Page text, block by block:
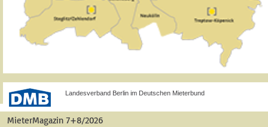
Landesverband Berlin im Deutschen Mieterbund
MieterMagazin 7+8/2026